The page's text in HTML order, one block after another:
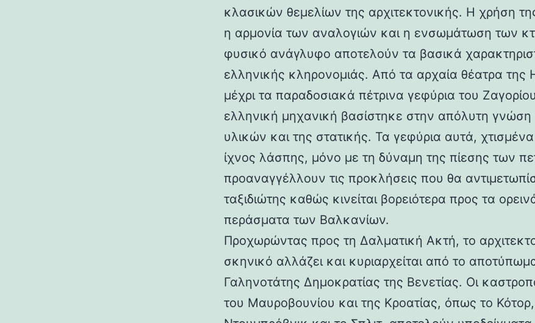
κλασικών θεμελίων της αρχιτεκτονικής. Η χρήση
η αρμονία των αναλογιών και η ενσωμάτωση των
φυσικό ανάγλυφο αποτελούν τα βασικά
ελληνικής κληρονομιάς. Από τα αρχαία θέατρα της
μέχρι τα παραδοσιακά πέτρινα γεφύρια του
ελληνική μηχανική βασίστηκε στην απόλυτη
υλικών και της στατικής. Τα γεφύρια αυτά,
ίχνος λάσπης, μόνο με τη δύναμη της πίεσης των
προαναγγέλλουν τις προκλήσεις που θα
ταξιδιώτης καθώς κινείται βορειότερα προς τα
περάσματα των Βαλκανίων.
Προχωρώντας προς τη Δαλματική Ακτή, το
σκηνικό αλλάζει και κυριαρχείται από το
Γαληνοτάτης Δημοκρατίας της Βενετίας. Οι
του Μαυροβουνίου και της Κροατίας, όπως το